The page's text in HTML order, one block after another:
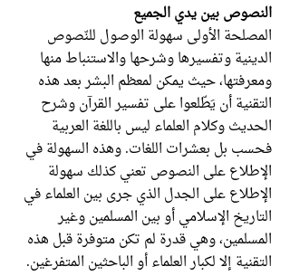
النصوص بين يدي الجميع
المصلحة الأولى سهولة الوصول للنّصوص
الدينية وتفسيرها وشرحها والاستنباط منها
ومعرفتها، حيث يمكن لمعظم البشر بعد هذه
التقنية أن يَطّلعوا على تفسير القرآن وشرح
الحديث وكلام العلماء ليس باللغة العربية
فحسب بل بعشرات اللغات. وهذه السهولة في
الإطلاع على النصوص تعني كذلك سهولة
الإطلاع على الجدل الذي جرى بين العلماء في
التاريخ الإسلامي أو بين المسلمين وغير
المسلمين، وهي قدرة لم تكن متوفرة قبل هذه
التقنية إلا لكبار العلماء أو الباحثين المتفرغين.